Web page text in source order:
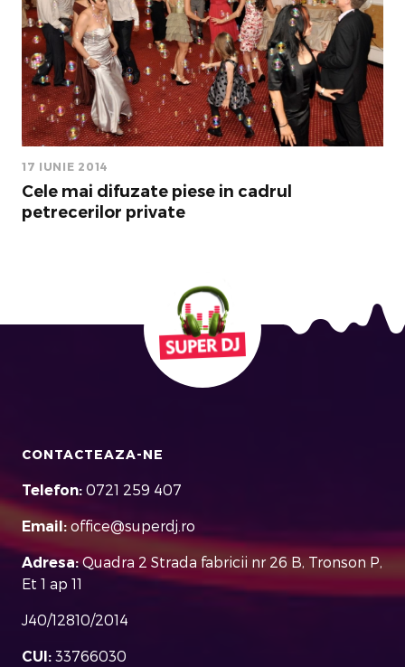
17 IUNIE 2014
Cele mai difuzate piese in cadrul
petrecerilor private
CONTACTEAZA-NE
Telefon: 0721 259 407
Email:office@superdj.ro
Adresa:Quadra 2 Strada fabricii nr 26 B, Tronson P,
Et 1 ap 11
J40/12810/2014
CUI: 33766030